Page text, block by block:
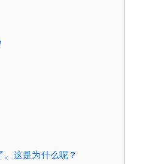
这是为什么呢？